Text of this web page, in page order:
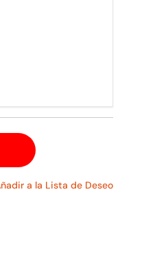
a la Lista de Deseo